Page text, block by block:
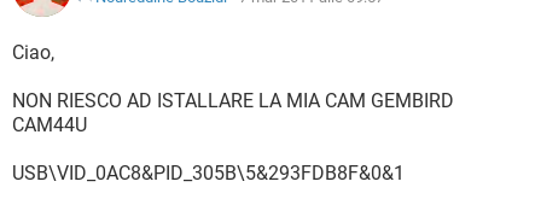
INSTAGRAM
TIKTOK
HARDWARE
TIKTOK
COVID-19
INTRATTENIMENTO
iOS WINDOWS 10
INSTAGRAM
TIKTOK FACEBOOK
Ciao,
NON RIESCO AD ISTALLARE LA MIA CAM GEMBIRD
CAM44U
USB\VID_0AC8&PID_305B\5&293FDB8F&0&1